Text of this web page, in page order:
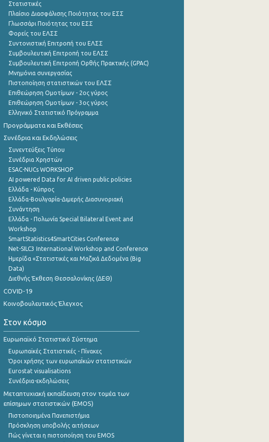
Στατιστικές
Πλαίσιο Διασφάλισης Ποιότητας του ΕΣΣ
Γλωσσάρι Ποιότητας του ΕΣΣ
Φορείς του ΕΛΣΣ
Συντονιστική Επιτροπή του ΕΛΣΣ
Συμβουλευτική Επιτροπή του ΕΛΣΣ
Συμβουλευτική Επιτροπή Ορθής Πρακτικής (GPAC)
Μνημόνια συνεργασίας
Πιστοποίηση στατιστικών του ΕΛΣΣ
Επιθεώρηση Ομοτίμων - 2ος γύρος
Επιθεώρηση Ομοτίμων - 3ος γύρος
Ελληνικό Στατιστικό Πρόγραμμα
Προγράμματα και Εκθέσεις
Συνέδρια και Εκδηλώσεις
Συνεντεύξεις Τύπου
Συνέδρια Χρηστών
ESAC-NUCs WORKSHOP
AI powered Data for AI driven public policies
Ελλάδα - Κύπρος
Ελλάδα-Βουλγαρία-Διμερής Διασυνοριακή
Συνάντηση
Ελλάδα - Πολωνία Special Bilateral Event and
Workshop
SmartStatistics4SmartCities Conference
Net-SILC3 International Workshop and Conference
Ημερίδα «Στατιστικές και Μαζικά Δεδομένα (Big
Data)
Διεθνής Έκθεση Θεσσαλονίκης (ΔΕΘ)
COVID-19
Κοινοβουλευτικός Έλεγχος
Στον κόσμο
Ευρωπαϊκό Στατιστικό Σύστημα
Ευρωπαϊκές Στατιστικές - Πίνακες
Όροι χρήσης των ευρωπαΪκών στατιστικών
Eurostat visualisations
Συνέδρια-εκδηλώσεις
Μεταπτυχιακή εκπαίδευση στον τομέα των
επίσημων στατιστικών (EMOS)
Πιστοποιημένα Πανεπιστήμια
Πρόσκληση υποβολής αιτήσεων
Πώς γίνεται η πιστοποίηση του EMOS